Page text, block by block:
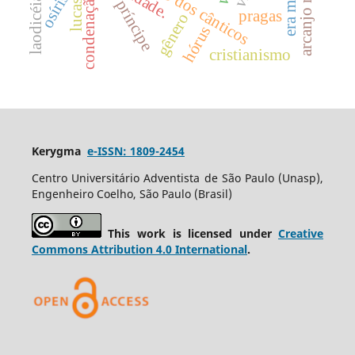
gênero pragas
condenação príncipe
cristianismo
hórus
osíris
laodicéia
Kerygma e-ISSN: 1809-2454
Centro Universitário Adventista de São Paulo (Unasp),
Engenheiro Coelho, São Paulo (Brasil)
This work is licensed underCreative
Commons Attribution 4.0 International.